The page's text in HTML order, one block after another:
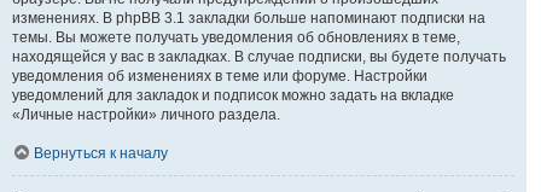
изменениях. В phpBB 3.1 закладки больше напоминают подписки на
темы. Вы можете получать уведомления об обновлениях в теме,
находящейся у вас в закладках. В случае подписки, вы будете получать
уведомления об изменениях в теме или форуме. Настройки
уведомлений для закладок и подписок можно задать на вкладке
«Личные настройки» личного раздела.
Вернуться к началу